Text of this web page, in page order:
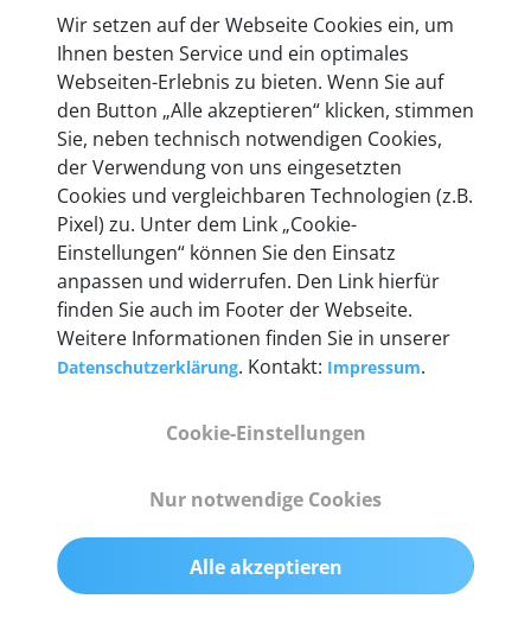
In den Kfz-Diagnosegeräten von autoaid stecken
mehr als 10 Jahre Erfahrung, und auch in Zukunft
entwickeln wir unsere Produkte am Standort in
Berlin laufend weiter. Auf diese Qualität vertrauen
heute mehr als 60.000 Privatkunden und
Unternehmen.
Technische Details &
Lieferumfang
Abmessungen
Gewicht
200 g
Wir setzen auf der Webseite Cookies ein, um
Ihnen besten Service und ein optimales
Webseiten-Erlebnis zu bieten. Wenn Sie auf
den Button „Alle akzeptieren“ klicken, stimmen
Sie, neben technisch notwendigen Cookies,
der Verwendung von uns eingesetzten
Cookies und vergleichbaren Technologien (z.B.
Pixel) zu. Unter dem Link „Cookie-
Einstellungen“ können Sie den Einsatz
anpassen und widerrufen. Den Link hierfür
finden Sie auch im Footer der Webseite.
Weitere Informationen finden Sie in unserer
Datenschutzerklärung. Kontakt: Impressum.
Cookie-Einstellungen
Nur notwendige Cookies
Alle akzeptieren